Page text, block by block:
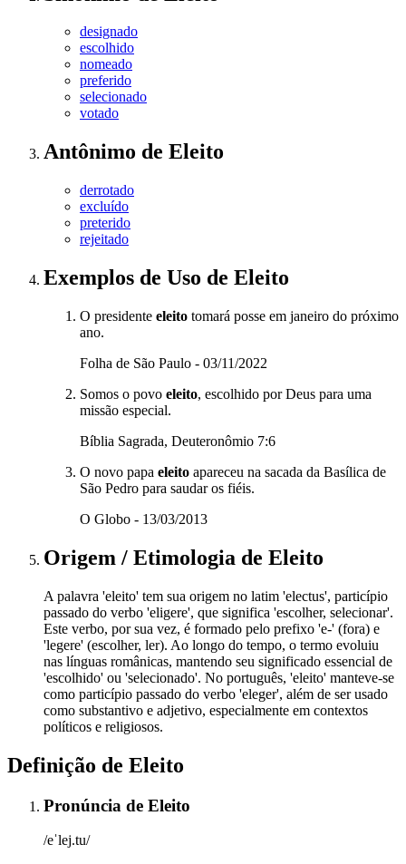
designado
escolhido
nomeado
preferido
selecionado
votado
Antônimo de Eleito
derrotado
excluído
preterido
rejeitado
Exemplos de Uso de Eleito
O presidente eleito tomará posse em janeiro do próximo
ano.
Folha de São Paulo - 03/11/2022
Somos o povo eleito, escolhido por Deus para uma
missão especial.
Bíblia Sagrada, Deuteronômio 7:6
O novo papa eleito apareceu na sacada da Basílica de
São Pedro para saudar os fiéis.
O Globo - 13/03/2013
Origem / Etimologia de Eleito
A palavra 'eleito' tem sua origem no latim 'electus', particípio
passado do verbo 'eligere', que significa 'escolher, selecionar'.
Este verbo, por sua vez, é formado pelo prefixo 'e-' (fora) e
'legere' (escolher, ler). Ao longo do tempo, o termo evoluiu
nas línguas românicas, mantendo seu significado essencial de
'escolhido' ou 'selecionado'. No português, 'eleito' manteve-se
como particípio passado do verbo 'eleger', além de ser usado
como substantivo e adjetivo, especialmente em contextos
políticos e religiosos.
Definição de Eleito
Pronúncia de Eleito
/eˈlej.tu/